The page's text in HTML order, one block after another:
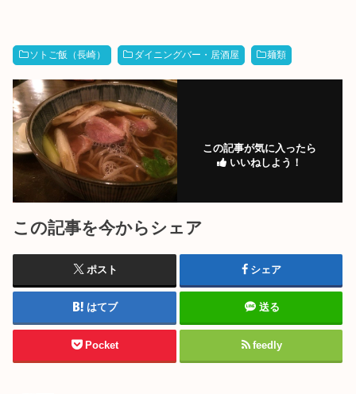
ソトご飯（長崎） ダイニングバー・居酒屋 麺類
この記事が気に入ったら
いいねしよう！
この記事を今からシェア
ポスト シェア
はてブ 送る
Pocket feedly